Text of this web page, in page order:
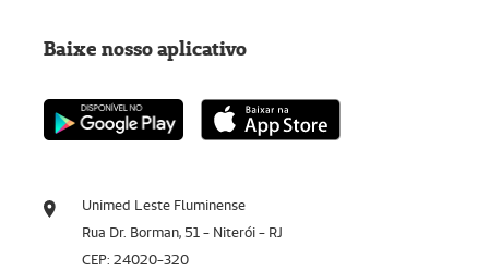
Unimed Leste Fluminense
Rua Dr. Borman, 51 - Niterói - RJ
CEP: 24020-320
Baixe nosso aplicativo